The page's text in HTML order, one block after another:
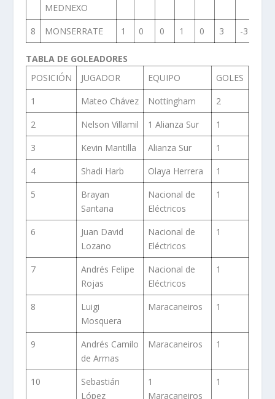
MEDNEXO
8 MONSERRATE 1 0 0 1 0 3 -3
TABLA DE GOLEADORES
POSICIÓN
JUGADOR EQUIPO
GOLES
1
Mateo Chávez Nottingham
2
2
Nelson Villamil 1 Alianza Sur
1
3
Kevin Mantilla Alianza Sur
1
4
Shadi Harb Olaya Herrera
1
5
Brayan
Santana
Nacional de
Eléctricos
1
6
Juan David
Lozano
Nacional de
Eléctricos
1
7
Andrés Felipe
Rojas
Nacional de
Eléctricos
1
8
Luigi
Mosquera
Maracaneiros 1
9
Andrés Camilo
de Armas
Maracaneiros 1
10
Sebastián
López
1
Maracaneiros
1